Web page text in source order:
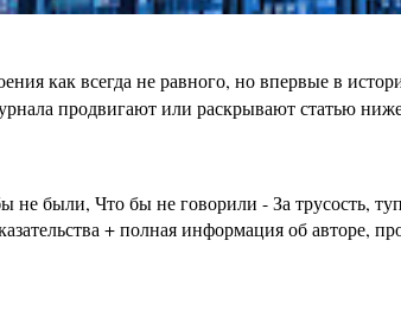
как всегда не равного, но впервые в
продвигают или раскрывают статью
не были, Что бы не говорили - За
+ полная информация об авторе,